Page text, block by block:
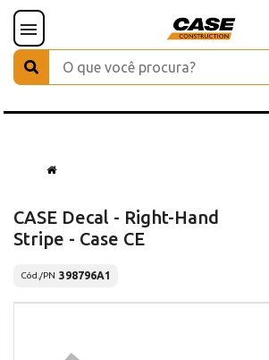
CASE Decal - Right-Hand
Stripe - Case CE
Cód./PN 398796A1